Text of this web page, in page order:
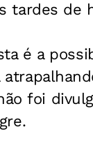
tardes de
é a
foi